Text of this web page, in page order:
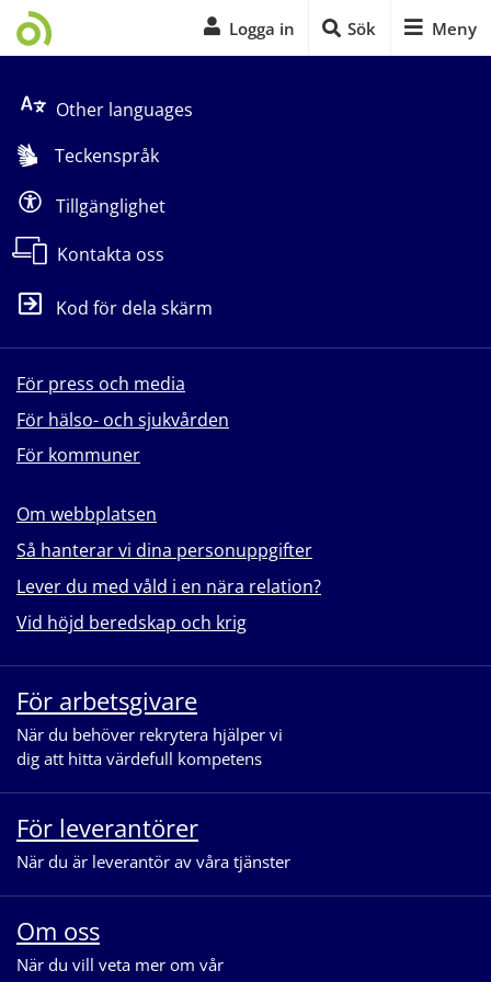
Logga in Sök Meny
Other languages
Teckenspråk
Tillgänglighet
Kontakta oss
Kod för dela skärm
För press och media
För hälso- och sjukvården
För kommuner
Om webbplatsen
Så hanterar vi dina personuppgifter
Lever du med våld i en nära relation?
Vid höjd beredskap och krig
För arbetsgivare
När du behöver rekrytera hjälper vi
dig att hitta värdefull kompetens
För leverantörer
När du är leverantör av våra tjänster
Om oss
När du vill veta mer om vår